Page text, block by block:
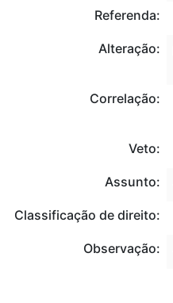
Referenda:
Alteração:
Correlação:
Veto:
Assunto:
Classificação de direito:
Observação: